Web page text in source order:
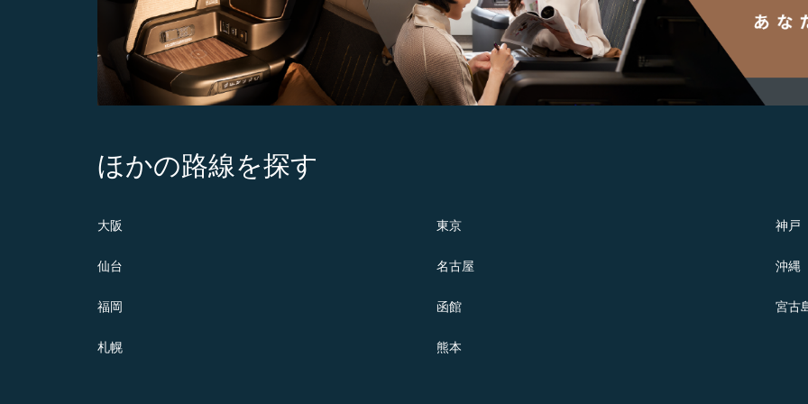
ほかの路線を探す
大阪 東京 神戸
仙台 名古屋 沖縄
福岡 函館 宮古
札幌 熊本